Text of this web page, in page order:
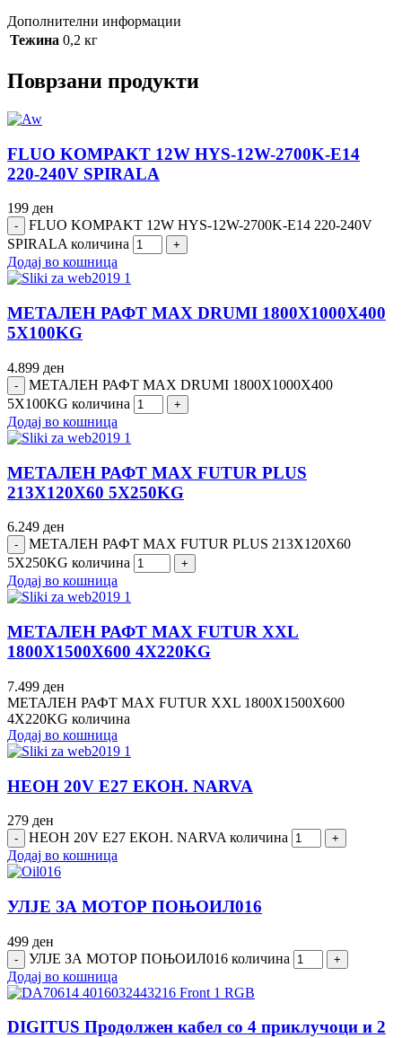
Дополнителни информации
Тежина 0,2 кг
Поврзани продукти
FLUO KOMPAKT 12W HYS-12W-2700K-E14
220-240V SPIRALA
199 ден
FLUO KOMPAKT 12W HYS-12W-2700K-E14 220-240V
SPIRALA количина
Додај во кошница
МЕТАЛЕН РАФТ MAX DRUMI 1800Х1000Х400
5Х100KG
4.899 ден
МЕТАЛЕН РАФТ MAX DRUMI 1800Х1000Х400
5Х100KG количина
Додај во кошница
МЕТАЛЕН РАФТ MAX FUTUR PLUS
213Х120Х60 5Х250KG
6.249 ден
МЕТАЛЕН РАФТ MAX FUTUR PLUS 213Х120Х60
5Х250KG количина
Додај во кошница
МЕТАЛЕН РАФТ MAX FUTUR XXL
1800Х1500Х600 4Х220KG
7.499 ден
МЕТАЛЕН РАФТ MAX FUTUR XXL 1800Х1500Х600
4Х220KG количина
Додај во кошница
НЕОН 20V E27 ЕКОН. NARVA
279 ден
НЕОН 20V E27 ЕКОН. NARVA количина
Додај во кошница
УЛЈЕ ЗА МОТОР ПОЊОИЛ016
499 ден
УЛЈЕ ЗА МОТОР ПОЊОИЛ016 количина
Додај во кошница
DIGITUS Продолжен кабел со 4 приклучоци и 2